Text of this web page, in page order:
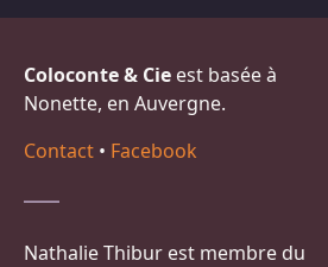
Coloconte & Cie est basée à
Nonette, en Auvergne.
Contact • Facebook
Nathalie Thibur est membre du